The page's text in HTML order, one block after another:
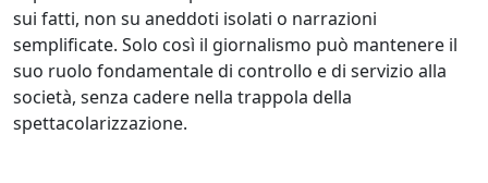
sui fatti, non su aneddoti isolati o narrazioni
semplificate. Solo così il giornalismo può mantenere il
suo ruolo fondamentale di controllo e di servizio alla
società, senza cadere nella trappola della
spettacolarizzazione.